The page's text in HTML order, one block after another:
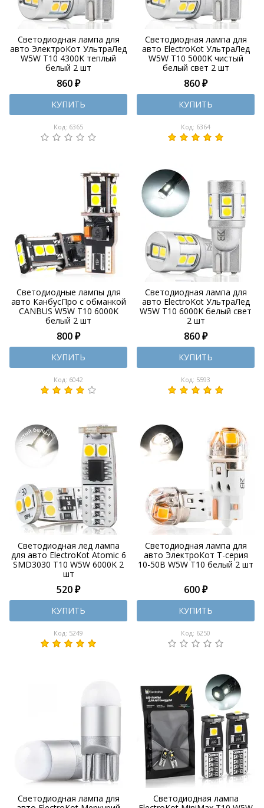
Светодиодная лампа для
авто ЭлектроКот УльтраЛед
W5W T10 4300K теплый
белый 2 шт
860 ₽
КУПИТЬ
Код: 6365
Светодиодная лампа для
авто ElectroKot УльтраЛед
W5W T10 5000K чистый
белый свет 2 шт
860 ₽
КУПИТЬ
Код: 6364
Светодиодные лампы для
авто КанбусПро с обманкой
CANBUS W5W T10 6000K
белый 2 шт
800 ₽
КУПИТЬ
Код: 6042
Светодиодная лампа для
авто ElectroKot УльтраЛед
W5W T10 6000K белый свет
2 шт
860 ₽
КУПИТЬ
Код: 5593
Светодиодная лед лампа
для авто ElectroKot Atomic 6
SMD3030 T10 W5W 6000K 2
шт
520 ₽
КУПИТЬ
Код: 5249
Светодиодная лампа для
авто ЭлектроКот Т-серия
10-50В W5W T10 белый 2 шт
600 ₽
КУПИТЬ
Код: 6250
Светодиодная лампа для
Светодиодная лампа